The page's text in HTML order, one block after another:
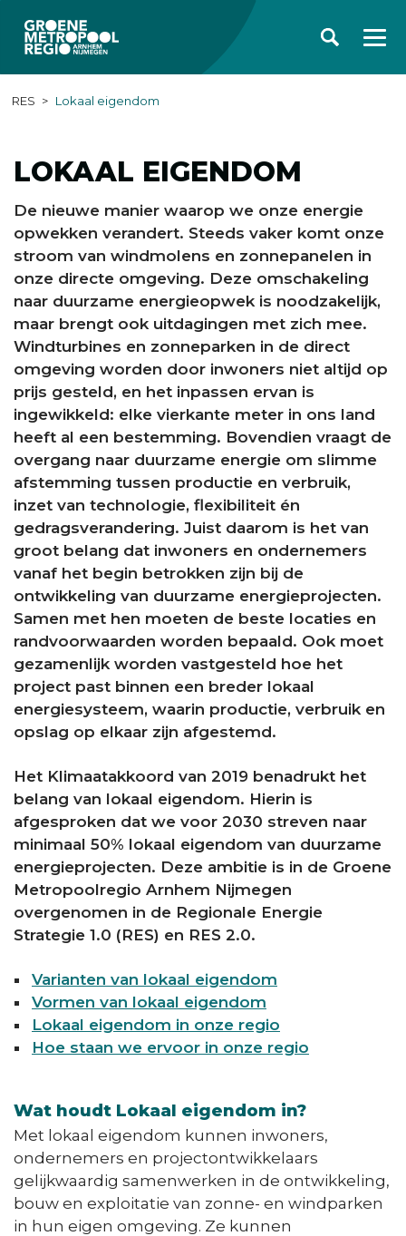
RES Lokaal eigendom
LOKAAL EIGENDOM
De nieuwe manier waarop we onze energie
opwekken verandert. Steeds vaker komt onze
stroom van windmolens en zonnepanelen in
onze directe omgeving. Deze omschakeling
naar duurzame energieopwek is noodzakelijk,
maar brengt ook uitdagingen met zich mee.
Windturbines en zonneparken in de direct
omgeving worden door inwoners niet altijd op
prijs gesteld, en het inpassen ervan is
ingewikkeld: elke vierkante meter in ons land
heeft al een bestemming. Bovendien vraagt de
overgang naar duurzame energie om slimme
afstemming tussen productie en verbruik,
inzet van technologie, flexibiliteit én
gedragsverandering. Juist daarom is het van
groot belang dat inwoners en ondernemers
vanaf het begin betrokken zijn bij de
ontwikkeling van duurzame energieprojecten.
Samen met hen moeten de beste locaties en
randvoorwaarden worden bepaald. Ook moet
gezamenlijk worden vastgesteld hoe het
project past binnen een breder lokaal
energiesysteem, waarin productie, verbruik en
opslag op elkaar zijn afgestemd.
Het Klimaatakkoord van 2019 benadrukt het
belang van lokaal eigendom. Hierin is
afgesproken dat we voor 2030 streven naar
minimaal 50% lokaal eigendom van duurzame
energieprojecten. Deze ambitie is in de Groene
Metropoolregio Arnhem Nijmegen
overgenomen in de Regionale Energie
Strategie 1.0 (RES) en RES 2.0.
Varianten van lokaal eigendom
Vormen van lokaal eigendom
Lokaal eigendom in onze regio
Hoe staan we ervoor in onze regio
Wat houdt Lokaal eigendom in?
Met lokaal eigendom kunnen inwoners,
ondernemers en projectontwikkelaars
gelijkwaardig samenwerken in de ontwikkeling,
bouw en exploitatie van zonne- en windparken
in hun eigen omgeving. Ze kunnen